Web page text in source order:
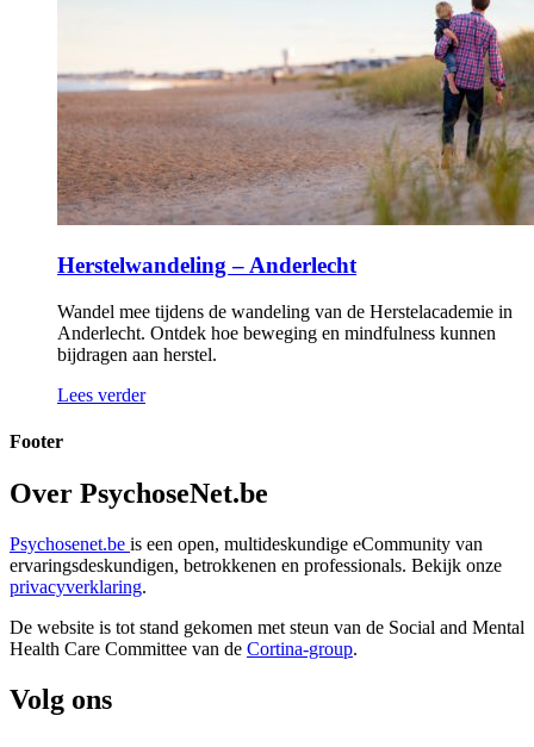
Herstelwandeling – Anderlecht
Wandel mee tijdens de wandeling van de Herstelacademie in
Anderlecht. Ontdek hoe beweging en mindfulness kunnen
bijdragen aan herstel.
Lees verder
Footer
Over PsychoseNet.be
Psychosenet.be is een open, multideskundige eCommunity van
ervaringsdeskundigen, betrokkenen en professionals. Bekijk onze
privacyverklaring.
De website is tot stand gekomen met steun van de Social and Mental
Health Care Committee van de Cortina-group.
Volg ons